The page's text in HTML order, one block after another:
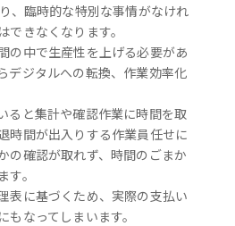
、臨時的な特別な事情がなけれ
できなくなります。
の中で生産性を上げる必要があ
デジタルへの転換、作業効率化
ると集計や確認作業に時間を取
時間が出入りする作業員任せに
の確認が取れず、時間のごまか
。
表に基づくため、実際の支払い
もなってしまいます。